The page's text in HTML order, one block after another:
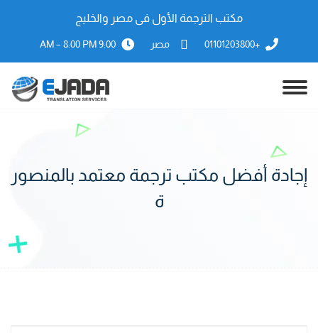
مكتب الترجمة الأول فى مصر والخليج
+01101203800 مصر 9:00 AM – 8:00 PM
إجادة أفضل مكتب ترجمة معتمد بالمنصور
ة